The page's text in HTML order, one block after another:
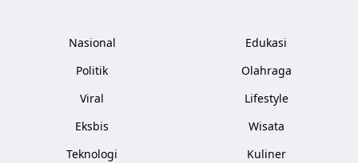
Nasional
Politik
Viral
Eksbis
Teknologi
Edukasi
Olahraga
Lifestyle
Wisata
Kuliner